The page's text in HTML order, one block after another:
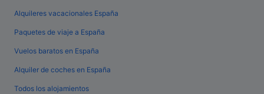
Alquileres vacacionales España
Paquetes de viaje a España
Vuelos baratos en España
Alquiler de coches en España
Todos los alojamientos